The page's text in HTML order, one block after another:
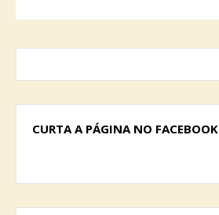
CURTA A PÁGINA NO FACEBOOK